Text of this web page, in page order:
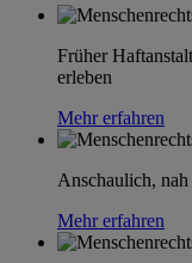
Früher
erleben
Mehr erfahren
Anschaulich,
Mehr erfahren